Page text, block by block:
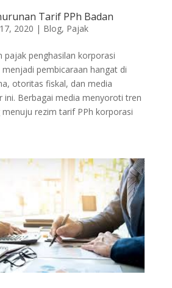
Tarif PPh Badan
2020 | Blog, Pajak
pajak penghasilan korporasi
pembicaraan hangat di
otoritas fiskal, dan media
ini. Berbagai media menyoroti tren
menuju rezim tarif PPh korporasi